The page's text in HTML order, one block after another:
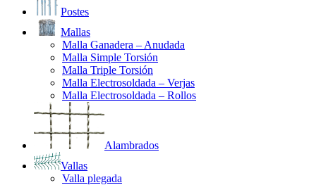
Postes
Mallas
Malla Ganadera – Anudada
Malla Simple Torsión
Malla Triple Torsión
Malla Electrosoldada – Verjas
Malla Electrosoldada – Rollos
Alambrados
Vallas
Valla plegada